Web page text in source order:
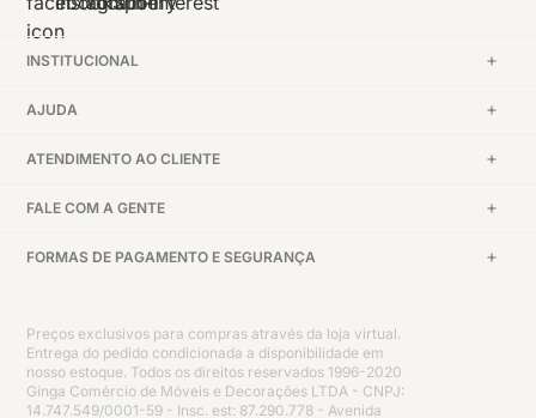
INSTITUCIONAL
AJUDA
ATENDIMENTO AO CLIENTE
FALE COM A GENTE
FORMAS DE PAGAMENTO E SEGURANÇA
Preços exclusivos para compras através da loja virtual.
Entrega do pedido condicionada a disponibilidade em
nosso estoque. Todos os direitos reservados 1996-2020
Ginga Comércio de Móveis e Decorações LTDA - CNPJ:
14.747.549/0001-59 - Insc. est: 87.290.778 - Avenida